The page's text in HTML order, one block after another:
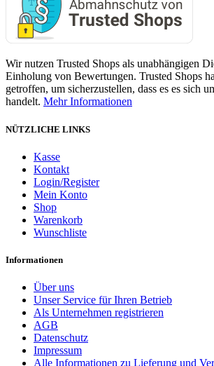
Wir nutzen Trusted Shops als unabhängigen
Einholung von Bewertungen. Trusted Shops
getroffen, um sicherzustellen, dass es es sich
handelt. Mehr Informationen
NÜTZLICHE LINKS
Kasse
Kontakt
Login/Register
Mein Konto
Shop
Warenkorb
Wunschliste
Informationen
Über uns
Unser Service für Ihren Betrieb
Als Unternehmen registrieren
AGB
Datenschutz
Impressum
Alle Informationen zu Lieferung und